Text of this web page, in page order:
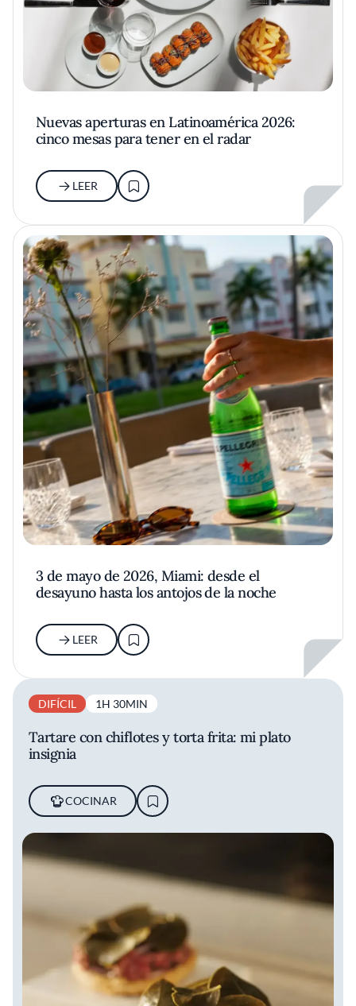
Nuevas aperturas en Latinoamérica 2026:
cinco mesas para tener en el radar
LEER
3 de mayo de 2026, Miami: desde el
desayuno hasta los antojos de la noche
LEER
DIFÍCIL 1H 30MIN
Tartare con chiflotes y torta frita: mi plato
insignia
COCINAR